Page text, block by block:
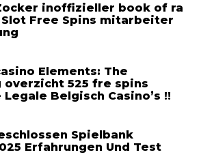
inoffizieller book of ra
Free Spins mitarbeiter
Elements: The
overzicht 525 fre spins
Belgisch Casino’s !!
Spielbank
Erfahrungen Und Test